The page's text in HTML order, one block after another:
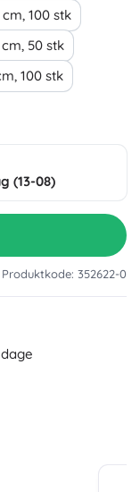
100 stk
50 stk
100 stk
(13-08)
Produktkode: 352622-0